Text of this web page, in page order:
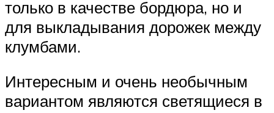
только в качестве бордюра, но и
для выкладывания дорожек между
клумбами.
Интересным и очень необычным
вариантом являются светящиеся в